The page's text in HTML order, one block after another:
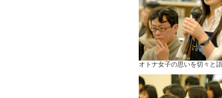
オトナ女子の思いを切々と